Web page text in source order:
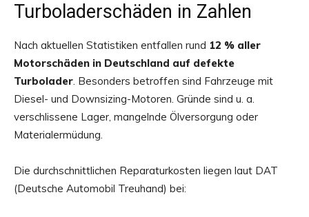
Turboladerschäden in Zahlen
Nach aktuellen Statistiken entfallen rund 12 % aller
Motorschäden in Deutschland auf defekte
Turbolader. Besonders betroffen sind Fahrzeuge mit
Diesel- und Downsizing-Motoren. Gründe sind u. a.
verschlissene Lager, mangelnde Ölversorgung oder
Materialermüdung.
Die durchschnittlichen Reparaturkosten liegen laut DAT
(Deutsche Automobil Treuhand) bei: